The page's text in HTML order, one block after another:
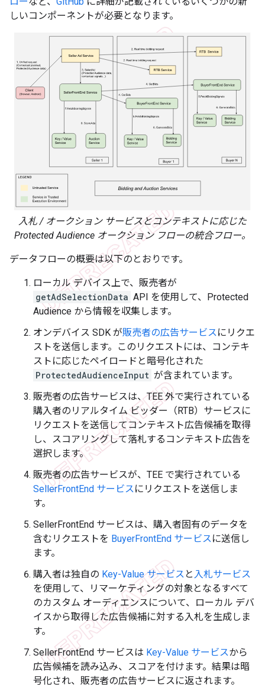
しいコンポーネントが必要となります。
入札 / オークション サービスとコンテキストに応じた
Protected Audience オークション フローの統合フロー。
データフローの概要は以下のとおりです。
ローカル デバイス上で、販売者が
getAdSelectionData API を使用して、Protected
Audience から情報を収集します。
オンデバイス SDK が販売者の広告サービス にリクエ
ストを送信します。このリクエストには、コンテキ
ストに応じたペイロードと暗号化された
ProtectedAudienceInput が含まれています。
販売者の広告サービスは、TEE 外で実行されている
購入者のリアルタイム ビッダー（RTB）サービスに
リクエストを送信してコンテキスト広告候補を取得
し、スコアリングして落札するコンテキスト広告を
選択します。
販売者の広告サービスが、TEE で実行されている
SellerFrontEnd サービス にリクエストを送信しま
す。
SellerFrontEnd サービスは、購入者固有のデータを
含むリクエストを BuyerFrontEnd サービス に送信し
ます。
購入者は独自の Key-Value サービス と 入札サービス
を使用して、リマーケティングの対象となるすべて
のカスタム オーディエンスについて、ローカル デバ
イスから取得した広告候補に対する入札を生成しま
す。
SellerFrontEnd サービスは Key-Value サービスから
広告候補を読み込み、スコアを付けます。結果は暗
号化され、販売者の広告サービスに返されます。